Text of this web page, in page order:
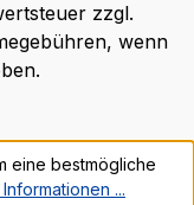
zzgl.
wenn
eine bestmögliche
...